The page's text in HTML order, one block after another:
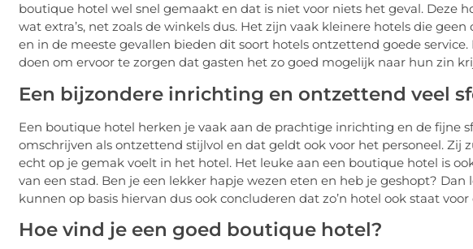
boutique hotel wel snel gemaakt en dat is niet voor niets het geval. Deze
wat extra’s, net zoals de winkels dus. Het zijn vaak kleinere hotels die
en in de meeste gevallen bieden dit soort hotels ontzettend goede service.
doen om ervoor te zorgen dat gasten het zo goed mogelijk naar hun zin
Een bijzondere inrichting en ontzettend veel
Een boutique hotel herken je vaak aan de prachtige inrichting en de fijne
omschrijven als ontzettend stijlvol en dat geldt ook voor het personeel. Zij
echt op je gemak voelt in het hotel. Het leuke aan een boutique hotel is
van een stad. Ben je een lekker hapje wezen eten en heb je geshopt?
kunnen op basis hiervan dus ook concluderen dat zo’n hotel ook staat
Hoe vind je een goed boutique hotel?